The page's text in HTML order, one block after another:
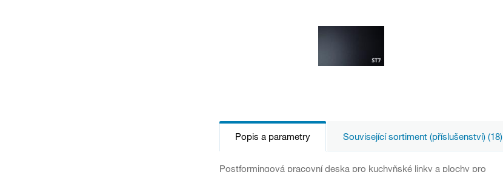
Popis a parametry Související sortiment (příslušenství) (18)
Postformingová pracovní deska pro kuchyňské linky a plochy pro